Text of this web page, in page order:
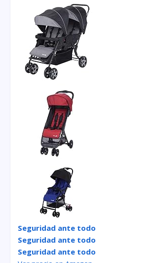
Seguridad ante todo
Seguridad ante todo
Seguridad ante todo